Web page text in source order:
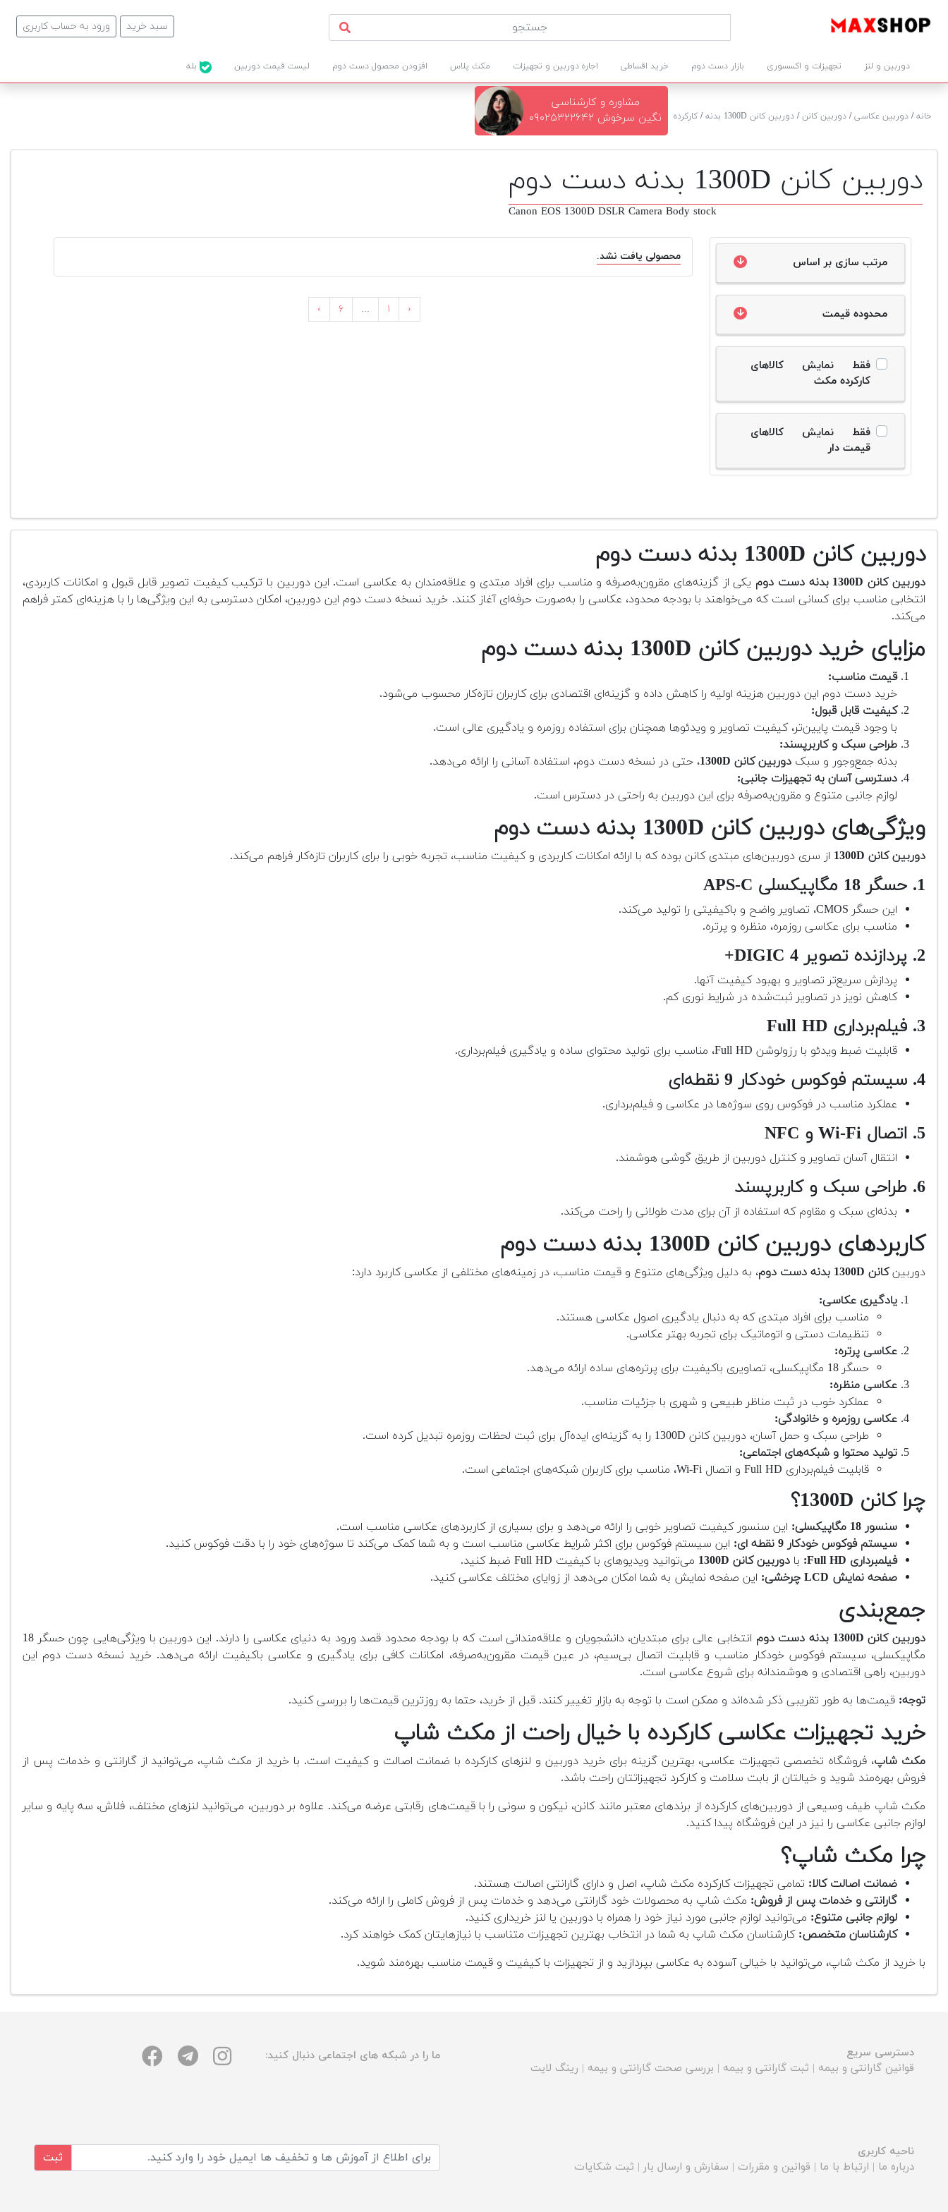
ورود به حساب کاربری سبد خرید
دوربین و لنز تجهیزات و اکسسوری بازار دست دوم خرید اقساطی اجاره دوربین و تجهیزات مکث پلاس افزودن محصول دست دوم لیست قیمت دوربین
خانه/ دوربین عکاسی/ دوربین کانن/ دوربین کانن 1300D بدنه / کارکرده
مشاوره و کارشناسی
نگین سرخوش ۰۹۰۲۵۳۲۲۶۴۲
دوربین کانن 1300D بدنه دست دوم
Canon EOS 1300D DSLR Camera Body stock
مرتب سازی بر اساس
محدوده قیمت
فقط نمایش کالاهای
کارکرده مکث
فقط نمایش کالاهای
قیمت دار
محصولی یافت نشد.
‹ ۱ ... ۶ ›
دوربین کانن 1300D بدنه دست دوم
دوربین کانن 1300D بدنه دست دوم
یکی از گزینه‌های مقرون‌به‌صرفه و مناسب برای افراد مبتدی و علاقه‌مندان به عکاسی است. این دوربین با ترکیب کیفیت تصویر قابل قبول و امکانات کاربردی،
انتخابی مناسب برای کسانی است که می‌خواهند با بودجه محدود، عکاسی را به‌صورت حرفه‌ای آغاز کنند. خرید نسخه دست دوم این دوربین، امکان دسترسی به این ویژگی‌ها را با هزینه‌ای کمتر فراهم
می‌کند.
مزایای خرید دوربین کانن 1300D بدنه دست دوم
قیمت مناسب:
خرید دست دوم این دوربین هزینه اولیه را کاهش داده و گزینه‌ای اقتصادی برای کاربران تازه‌کار محسوب می‌شود.
کیفیت قابل قبول:
با وجود قیمت پایین‌تر، کیفیت تصاویر و ویدئوها همچنان برای استفاده روزمره و یادگیری عالی است.
طراحی سبک و کاربرپسند:
بدنه جمع‌وجور و سبک دوربین کانن 1300D
، حتی در نسخه دست دوم، استفاده آسانی را ارائه می‌دهد.
دسترسی آسان به تجهیزات جانبی:
لوازم جانبی متنوع و مقرون‌به‌صرفه برای این دوربین به راحتی در دسترس است.
ویژگی‌های دوربین کانن 1300D بدنه دست دوم
دوربین کانن 1300D از سری دوربین‌های مبتدی کانن بوده که با ارائه امکانات کاربردی و کیفیت مناسب، تجربه خوبی را برای کاربران تازه‌کار فراهم می‌کند.
1. حسگر 18 مگاپیکسلی APS-C
این حسگر CMOS، تصاویر واضح و باکیفیتی را تولید می‌کند.
مناسب برای عکاسی روزمره، منظره و پرتره.
2. پردازنده تصویر DIGIC 4+
پردازش سریع‌تر تصاویر و بهبود کیفیت آنها.
کاهش نویز در تصاویر ثبت‌شده در شرایط نوری کم.
3. فیلم‌برداری Full HD
قابلیت ضبط ویدئو با رزولوشن Full HD، مناسب برای تولید محتوای ساده و یادگیری فیلم‌برداری.
4. سیستم فوکوس خودکار 9 نقطه‌ای
عملکرد مناسب در فوکوس روی سوژه‌ها در عکاسی و فیلم‌برداری.
5. اتصال Wi-Fi و NFC
انتقال آسان تصاویر و کنترل دوربین از طریق گوشی هوشمند.
6. طراحی سبک و کاربرپسند
بدنه‌ای سبک و مقاوم که استفاده از آن برای مدت طولانی را راحت می‌کند.
کاربردهای دوربین کانن 1300D بدنه دست دوم
دوربینکانن 1300D بدنه دست دوم
، به دلیل ویژگی‌های متنوع و قیمت مناسب، در زمینه‌های مختلفی از عکاسی کاربرد دارد:
یادگیری عکاسی:
مناسب برای افراد مبتدی که به دنبال یادگیری اصول عکاسی هستند.
تنظیمات دستی و اتوماتیک برای تجربه بهتر عکاسی.
عکاسی پرتره:
حسگر 18 مگاپیکسلی، تصاویری باکیفیت برای پرتره‌های ساده ارائه می‌دهد.
عکاسی منظره:
عملکرد خوب در ثبت مناظر طبیعی و شهری با جزئیات مناسب.
عکاسی روزمره و خانوادگی:
طراحی سبک و حمل آسان، دوربین کانن 1300D را به گزینه‌ای ایده‌آل برای ثبت لحظات روزمره تبدیل کرده است.
تولید محتوا و شبکه‌های اجتماعی:
قابلیت فیلم‌برداری Full HD و اتصال Wi-Fi، مناسب برای کاربران شبکه‌های اجتماعی است.
چرا کانن 1300D؟
سنسور 18 مگاپیکسلی:
این سنسور کیفیت تصاویر خوبی را ارائه می‌دهد و برای بسیاری از کاربردهای عکاسی مناسب است.
سیستم فوکوس خودکار 9 نقطه ای:
این سیستم فوکوس برای اکثر شرایط عکاسی مناسب است و به شما کمک می‌کند تا سوژه‌های خود را با دقت فوکوس کنید.
فیلمبرداری Full HD:
با دوربین کانن 1300D
می‌توانید ویدیوهای با کیفیت Full HD ضبط کنید.
صفحه نمایش LCD چرخشی:
این صفحه نمایش به شما امکان می‌دهد از زوایای مختلف عکاسی کنید.
جمع‌بندی
دوربین کانن 1300D بدنه دست دوم
انتخابی عالی برای مبتدیان، دانشجویان و علاقه‌مندانی است که با بودجه محدود قصد ورود به دنیای عکاسی را دارند. این دوربین با ویژگی‌هایی چون حسگر 18
مگاپیکسلی، سیستم فوکوس خودکار مناسب و قابلیت اتصال بی‌سیم، در عین قیمت مقرون‌به‌صرفه، امکانات کافی برای یادگیری و عکاسی باکیفیت ارائه می‌دهد. خرید نسخه دست دوم این
دوربین، راهی اقتصادی و هوشمندانه برای شروع عکاسی است.
توجه: قیمت‌ها به طور تقریبی ذکر شده‌اند و ممکن است با توجه به بازار تغییر کنند. قبل از خرید، حتما به روزترین قیمت‌ها را بررسی کنید.
خرید تجهیزات عکاسی کارکرده با خیال راحت از مکث شاپ
مکث شاپ، فروشگاه تخصصی تجهیزات عکاسی، بهترین گزینه برای خرید دوربین و لنزهای کارکرده با ضمانت اصالت و کیفیت است. با خرید از مکث شاپ، می‌توانید از گارانتی و خدمات پس از
فروش بهره‌مند شوید و خیالتان از بابت سلامت و کارکرد تجهیزاتتان راحت باشد.
مکث شاپ طیف وسیعی از دوربین‌های کارکرده از برندهای معتبر مانند کانن، نیکون و سونی را با قیمت‌های رقابتی عرضه می‌کند. علاوه بر دوربین، می‌توانید لنزهای مختلف، فلاش، سه پایه و سایر
لوازم جانبی عکاسی را نیز در این فروشگاه پیدا کنید.
چرا مکث شاپ؟
ضمانت اصالت کالا: تمامی تجهیزات کارکرده مکث شاپ، اصل و دارای گارانتی اصالت هستند.
گارانتی و خدمات پس از فروش: مکث شاپ به محصولات خود گارانتی می‌دهد و خدمات پس از فروش کاملی را ارائه می‌کند.
لوازم جانبی متنوع: می‌توانید لوازم جانبی مورد نیاز خود را همراه با دوربین یا لنز خریداری کنید.
کارشناسان متخصص: کارشناسان مکث شاپ به شما در انتخاب بهترین تجهیزات متناسب با نیازهایتان کمک خواهند کرد.
با خرید از مکث شاپ، می‌توانید با خیالی آسوده به عکاسی بپردازید و از تجهیزات با کیفیت و قیمت مناسب بهره‌مند شوید.
دسترسی سریع
قوانین گارانتی و بیمه | ثبت گارانتی و بیمه | بررسی صحت گارانتی و بیمه | رینگ لایت
ما را در شبکه های اجتماعی دنبال کنید:
ناحیه کاربری
درباره ما | ارتباط با ما | قوانین و مقررات | سفارش و ارسال بار | ثبت شکایات
ثبت